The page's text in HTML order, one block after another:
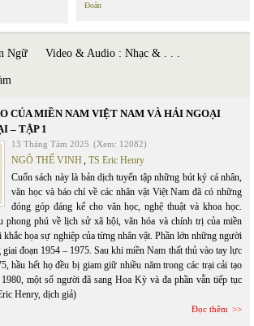
Đoàn
Ngữ Video & Audio : Nhạc & . . .
CỦA MIỀN NAM VIỆT NAM VÀ HẢI NGOẠI
– TẬP 1
13 Tháng Tám 2025 (Xem: 12082)
NGÔ THẾ VINH, TS Eric Henry
Cuốn sách này là bản dịch tuyển tập những bút ký cá nhân,
văn học và báo chí về các nhân vật Việt Nam đã có những
đóng góp đáng kể cho văn học, nghệ thuật và khoa học.
phú về lịch sử xã hội, văn hóa và chính trị của miền
họa sự nghiệp của từng nhân vật. Phần lớn những người
đoạn 1954 – 1975. Sau khi miền Nam thất thủ vào tay lực
hầu hết họ đều bị giam giữ nhiều năm trong các trại cải tạo
một số người đã sang Hoa Kỳ và đa phần vẫn tiếp tục
Henry, dịch giả)
Đọc thêm